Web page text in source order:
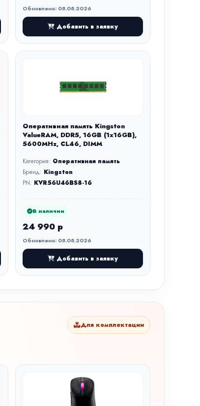
Обновлено: 08.08.2026
Добавить в заявку
Оперативная память Kingston
ValueRAM, DDR5, 16GB (1x16GB),
5600MHz, CL46, DIMM
Категория: Оперативная память
Бренд: Kingston
PN: KVR56U46BS8-16
В наличии
24 990 р
Обновлено: 08.08.2026
Добавить в заявку
Для комплектации